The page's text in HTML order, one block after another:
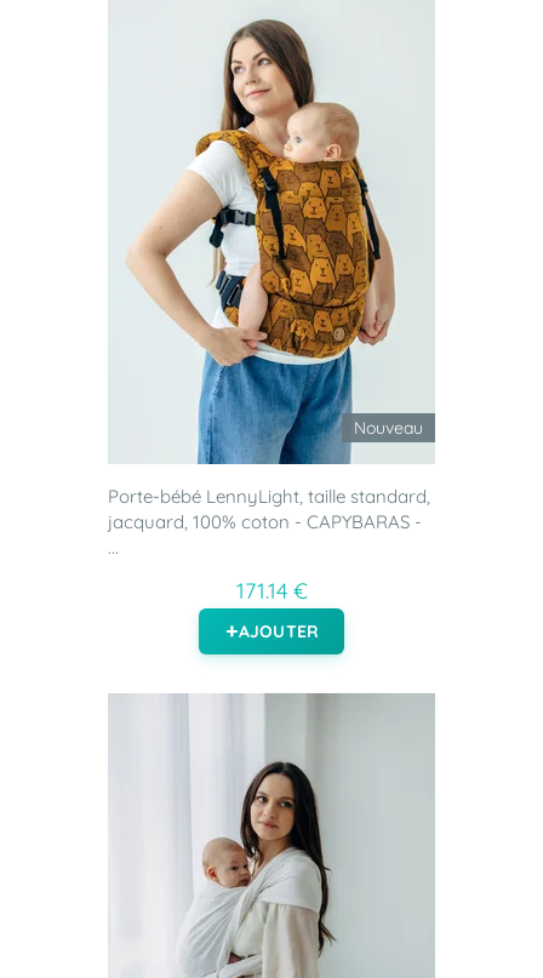
Nouveau
Porte-bébé LennyLight, taille standard,
jacquard, 100% coton - CAPYBARAS -
...
171.14 €
AJOUTER